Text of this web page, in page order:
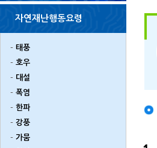
자연재난행동요령
태풍
호우
대설
폭염
한파
강풍
가뭄